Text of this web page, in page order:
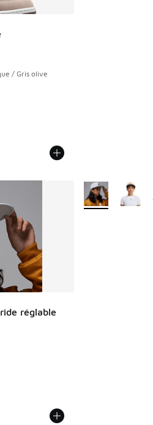
sur 5 étoiles], 3 commentaires
/ Gris olive
réglable
Plus de couleurs